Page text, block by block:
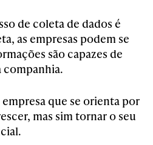
de coleta de dados é
as empresas podem se
são capazes de
companhia.
que se orienta por
mas sim tornar o seu